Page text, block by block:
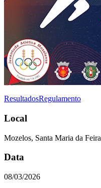
ResultadosRegulamento
Local
Mozelos, Santa Maria da Feira
Data
08/03/2026